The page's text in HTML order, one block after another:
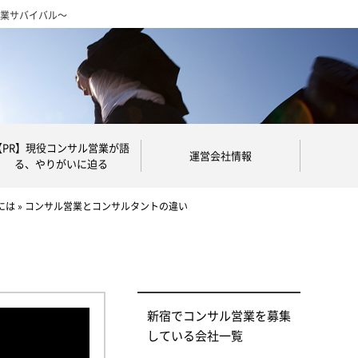
サバイバル～
】現役コンサル営業が語
る、やりがいに迫る
運営会社情報
は» コンサル営業とコンサルタントの違い
新宿でコンサル営業を募集
している会社一覧